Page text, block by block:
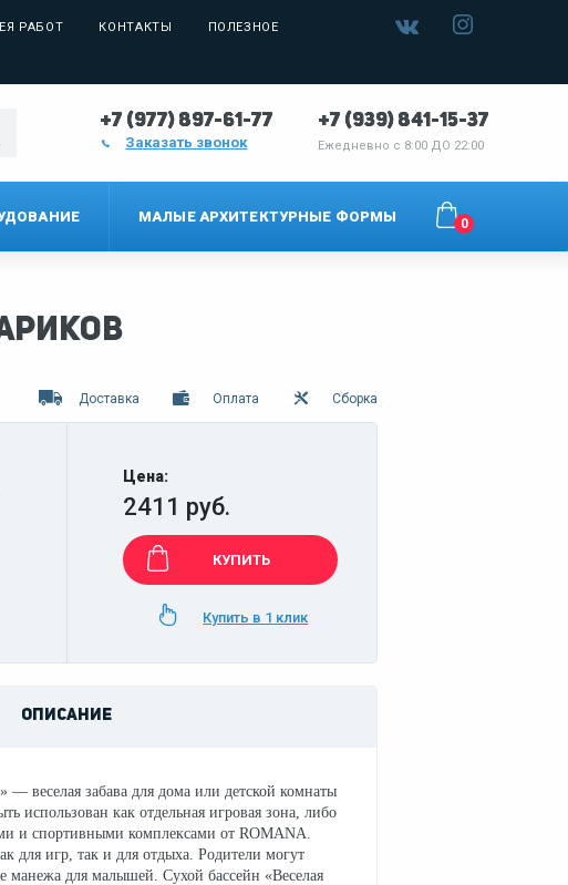
РАБОТ КОНТАКТЫ ПОЛЕЗНОЕ
+7 (977) 897-61-77
Заказать звонок
+7 (939) 841-15-37
Ежедневно с 8:00 ДО 22:00
МАЛЫЕ АРХИТЕКТУРНЫЕ ФОРМЫ 0
Доставка Оплата Сборка
Цена:
2411 руб.
КУПИТЬ
Купить в 1 клик
ОПИСАНИЕ
— веселая забава для дома или детской комнаты
использован как отдельная игровая зона, либо
и спортивными комплексами от ROMANA.
для игр, так и для отдыха. Родители могут
манежа для малышей. Сухой бассейн «Веселая